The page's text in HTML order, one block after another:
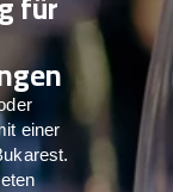
einer